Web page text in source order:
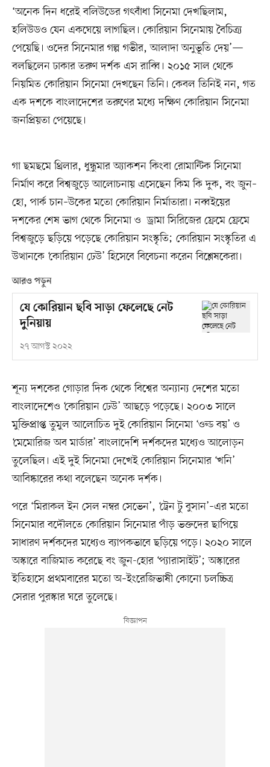
‘অনেক দিন ধরেই বলিউডের গৎবাঁধা সিনেমা দেখছিলাম,
হলিউডও যেন একঘেয়ে লাগছিল। কোরিয়ান সিনেমায় বৈচিত্র্য
পেয়েছি। ওদের সিনেমার গল্প গভীর, আলাদা অনুভূতি দেয়’—
বলছিলেন ঢাকার তরুণ দর্শক এস রাব্বি। ২০১৫ সাল থেকে
নিয়মিত কোরিয়ান সিনেমা দেখছেন তিনি। কেবল তিনিই নন, গত
এক দশকে বাংলাদেশের তরুণের মধ্যে দক্ষিণ কোরিয়ান সিনেমা
জনপ্রিয়তা পেয়েছে।
গা ছমছমে থ্রিলার, ধুন্ধুমার অ্যাকশন কিংবা রোমান্টিক সিনেমা
নির্মাণ করে বিশ্বজুড়ে আলোচনায় এসেছেন কিম কি দুক, বং জুন–
হো, পার্ক চান–উকের মতো কোরিয়ান নির্মাতারা। নব্বইয়ের
দশকের শেষ ভাগ থেকে সিনেমা ও ড্রামা সিরিজের ফ্রেমে ফ্রেমে
বিশ্বজুড়ে ছড়িয়ে পড়েছে কোরিয়ান সংস্কৃতি; কোরিয়ান সংস্কৃতির এ
উত্থানকে ‘কোরিয়ান ঢেউ’ হিসেবে বিবেচনা করেন বিশ্লেষকেরা।
আরও পড়ুন
যে কোরিয়ান ছবি সাড়া ফেলেছে নেট
দুনিয়ায়
২৭ আগস্ট ২০২২
শূন্য দশকের গোড়ার দিক থেকে বিশ্বের অন্যান্য দেশের মতো
বাংলাদেশেও ‘কোরিয়ান ঢেউ’ আছড়ে পড়েছে। ২০০৩ সালে
মুক্তিপ্রাপ্ত তুমুল আলোচিত দুই কোরিয়ান সিনেমা ‘ওল্ড বয়’ ও
‘মেমোরিজ অব মার্ডার’ বাংলাদেশি দর্শকদের মধ্যেও আলোড়ন
তুলেছিল। এই দুই সিনেমা দেখেই কোরিয়ান সিনেমার ‘খনি’
আবিষ্কারের কথা বলেছেন অনেক দর্শক।
পরে ‘মিরাকল ইন সেল নম্বর সেভেন’, ‘ট্রেন টু বুসান’–এর মতো
সিনেমার বদৌলতে কোরিয়ান সিনেমার পাঁড় ভক্তদের ছাপিয়ে
সাধারণ দর্শকদের মধ্যেও ব্যাপকভাবে ছড়িয়ে পড়ে। ২০২০ সালে
অস্কারে বাজিমাত করেছে বং জুন-হোর ‘প্যারাসাইট’; অস্কারের
ইতিহাসে প্রথমবারের মতো অ–ইংরেজিভাষী কোনো চলচ্চিত্র
সেরার পুরস্কার ঘরে তুলেছে।